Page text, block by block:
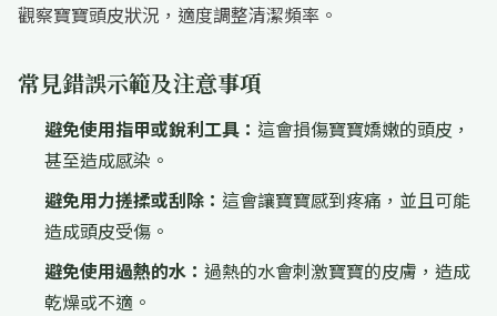
觀察寶寶頭皮狀況，適度調整清潔頻率。
常見錯誤示範及注意事項
避免使用指甲或銳利工具： 這會損傷寶寶嬌嫩的頭皮，
甚至造成感染。
避免用力搓揉或刮除： 這會讓寶寶感到疼痛，並且可能
造成頭皮受傷。
避免使用過熱的水： 過熱的水會刺激寶寶的皮膚，造成
乾燥或不適。